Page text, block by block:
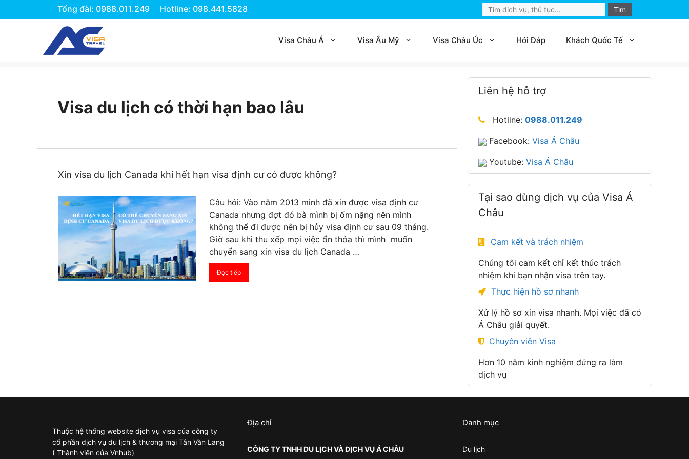
Tổng đài: 0988.011.249 Hotline: 098.441.5828
Search
for:
Visa Châu Á Visa Âu Mỹ Visa Châu Úc Hỏi Đáp Khách Quốc Tế
Visa du lịch có thời hạn bao lâu
Xin visa du lịch Canada khi hết hạn visa định cư có được không?
Câu hỏi: Vào năm 2013 mình đã xin được visa định cư
Canada nhưng đợt đó bà mình bị ốm nặng nên mình
không thể đi được nên bị hủy visa định cư sau 09 tháng.
Giờ sau khi thu xếp mọi việc ổn thỏa thì mình muốn
chuyển sang xin visa du lịch Canada …
Đọc tiếp
Liên hệ hỗ trợ
Hotline: 0988.011.249
Facebook: Visa Á Châu
Youtube: Visa Á Châu
Tại sao dùng dịch vụ của Visa Á
Châu
Cam kết và trách nhiệm
Chúng tôi cam kết chỉ kết thúc trách
nhiệm khi bạn nhận visa trên tay.
Thực hiện hồ sơ nhanh
Xử lý hồ sơ xin visa nhanh. Mọi việc đã có
Á Châu giải quyết.
Chuyên viên Visa
Hơn 10 năm kinh nghiệm đứng ra làm
dịch vụ
Thuộc hệ thống website dịch vụ visa của công ty
cổ phần dịch vụ du lịch & thương mại Tân Văn Lang
( Thành viên của Vnhub)
Địa chỉ
CÔNG TY TNHH DU LỊCH VÀ DỊCH VỤ Á CHÂU
Danh mục
Du lịch